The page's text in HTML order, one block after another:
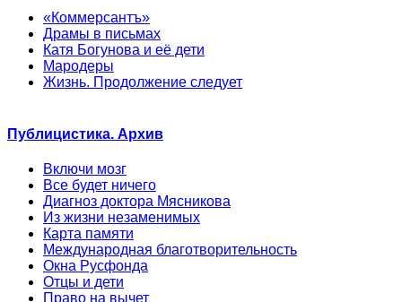
«Коммерсантъ»
Драмы в письмах
Катя Богунова и её дети
Мародеры
Жизнь. Продолжение следует
Публицистика. Архив
Включи мозг
Все будет ничего
Диагноз доктора Мясникова
Из жизни незаменимых
Карта памяти
Международная благотворительность
Окна Русфонда
Отцы и дети
Право на вычет